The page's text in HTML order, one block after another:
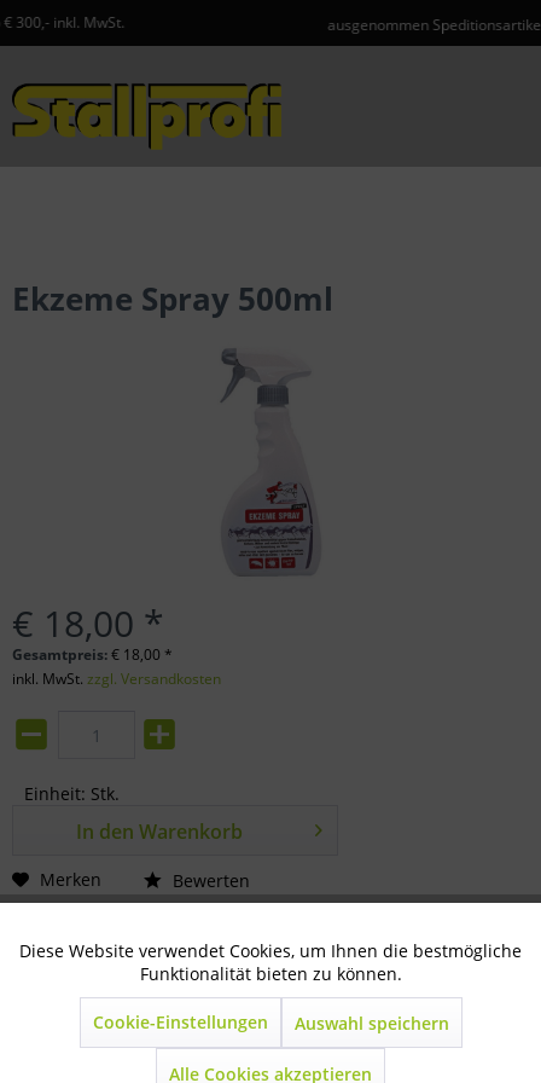
ausgenommen Speditionsartikel und Gefahrgut
Ekzeme Spray 500ml
€ 18,00 *
Gesamtpreis:€ 18,00 *
inkl. MwSt. zzgl. Versandkosten
Einheit: Stk.
In den Warenkorb
Merken Bewerten
Beschreibung
Technisch notwendig Aktiv
Marketing Inaktiv
Diese Website verwendet Cookies, um Ihnen die bestmögliche
Funktionalität bieten zu können.
Cookie-Einstellungen Auswahl speichern
Alle Cookies akzeptieren